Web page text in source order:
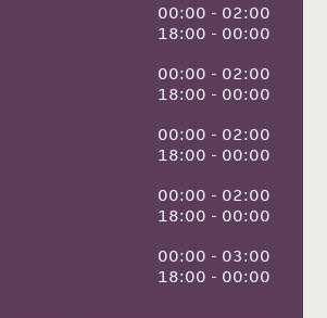
00:00 - 02:00
18:00 - 00:00
00:00 - 02:00
18:00 - 00:00
00:00 - 02:00
18:00 - 00:00
00:00 - 02:00
18:00 - 00:00
00:00 - 03:00
18:00 - 00:00